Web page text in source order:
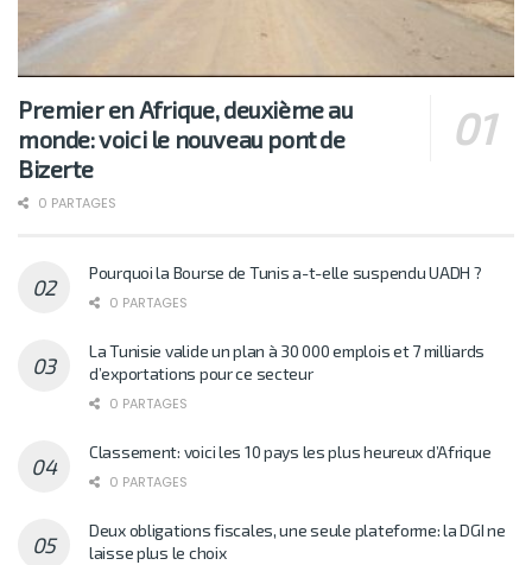
Premier en Afrique, deuxième au
monde: voici le nouveau pont de
Bizerte
0 PARTAGES
Pourquoi la Bourse de Tunis a-t-elle suspendu UADH ?
0 PARTAGES
La Tunisie valide un plan à 30 000 emplois et 7 milliards
d’exportations pour ce secteur
0 PARTAGES
Classement: voici les 10 pays les plus heureux d’Afrique
0 PARTAGES
Deux obligations fiscales, une seule plateforme: la DGI ne
laisse plus le choix